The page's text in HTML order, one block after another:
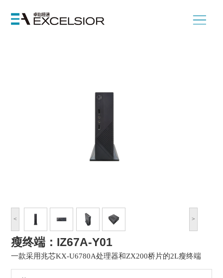
首页 >国产化产品
< >
瘦终端：IZ67A-Y01
一款采用兆芯KX-U6780A处理器和ZX200桥片的2L瘦终端